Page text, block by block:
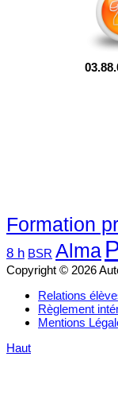
Formation
8 h BSR Alma
Copyright © 2026
Relations
Règlement
Mentions
Haut